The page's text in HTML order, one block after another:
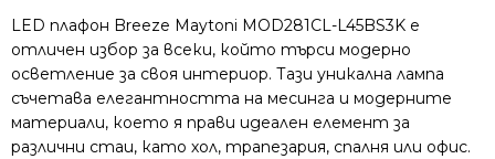
LED плафон Breeze Maytoni MOD281CL-L45BS3K е
отличен избор за всеки, който търси модерно
осветление за своя интериор. Тази уникална лампа
съчетава елегантността на месинга и модерните
материали, което я прави идеален елемент за
различни стаи, като хол, трапезария, спалня или офис.